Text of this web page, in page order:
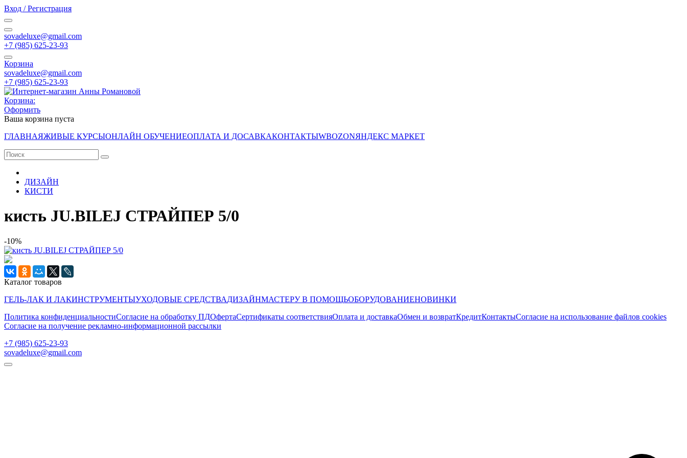
Вход / Регистрация
sovadeluxe@gmail.com
‭+7 (985) 625-23-93‬
Корзина
sovadeluxe@gmail.com
‭+7 (985) 625-23-93‬
Корзина:
Оформить
Ваша корзина пуста
ГЛАВНАЯЖИВЫЕ КУРСЫОНЛАЙН ОБУЧЕНИЕОПЛАТА И ДОСАВКАКОНТАКТЫWBOZONЯНДЕКС МАРКЕТ
ДИЗАЙН
КИСТИ
кисть JU.BILEJ СТРАЙПЕР 5/0
-10%
Каталог товаров
ГЕЛЬ-ЛАК И ЛАКИНСТРУМЕНТЫУХОДОВЫЕ СРЕДСТВАДИЗАЙНМАСТЕРУ В ПОМОЩЬОБОРУДОВАНИЕНОВИНКИ
Политика конфиденциальностиСогласие на обработку ПДОфертаСертификаты соответствияОплата и доставкаОбмен и возвратКредитКонтактыСогласие на использование файлов cookies
Согласие на получение рекламно-информационной рассылки
‭+7 (985) 625-23-93‬
sovadeluxe@gmail.com